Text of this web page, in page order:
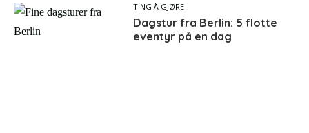
TING Å GJØRE
Dagstur fra Berlin: 5 flotte
eventyr på en dag